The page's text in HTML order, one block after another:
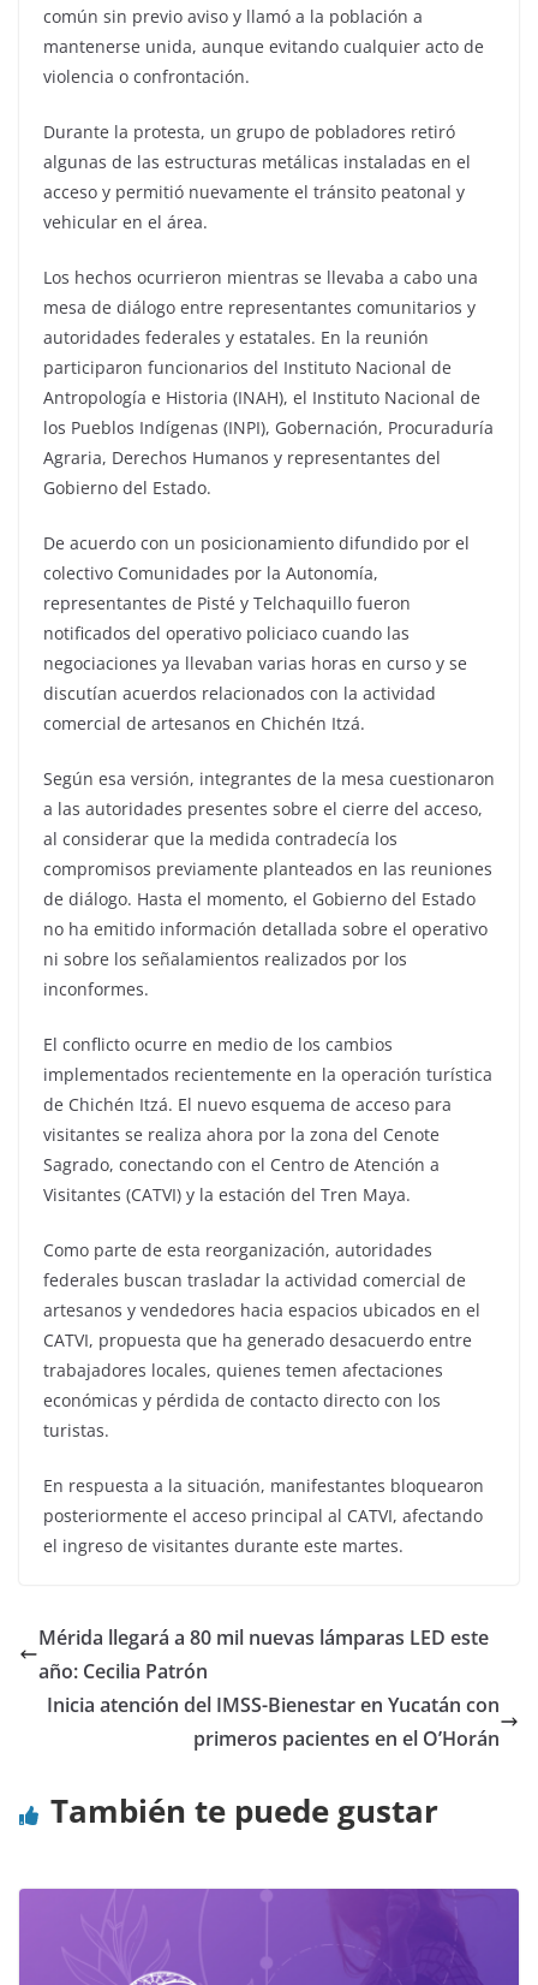
común sin previo aviso y llamó a la población a
mantenerse unida, aunque evitando cualquier acto de
violencia o confrontación.
Durante la protesta, un grupo de pobladores retiró
algunas de las estructuras metálicas instaladas en el
acceso y permitió nuevamente el tránsito peatonal y
vehicular en el área.
Los hechos ocurrieron mientras se llevaba a cabo una
mesa de diálogo entre representantes comunitarios y
autoridades federales y estatales. En la reunión
participaron funcionarios del Instituto Nacional de
Antropología e Historia (INAH), el Instituto Nacional de
los Pueblos Indígenas (INPI), Gobernación, Procuraduría
Agraria, Derechos Humanos y representantes del
Gobierno del Estado.
De acuerdo con un posicionamiento difundido por el
colectivo Comunidades por la Autonomía,
representantes de Pisté y Telchaquillo fueron
notificados del operativo policiaco cuando las
negociaciones ya llevaban varias horas en curso y se
discutían acuerdos relacionados con la actividad
comercial de artesanos en Chichén Itzá.
Según esa versión, integrantes de la mesa cuestionaron
a las autoridades presentes sobre el cierre del acceso,
al considerar que la medida contradecía los
compromisos previamente planteados en las reuniones
de diálogo. Hasta el momento, el Gobierno del Estado
no ha emitido información detallada sobre el operativo
ni sobre los señalamientos realizados por los
inconformes.
El conflicto ocurre en medio de los cambios
implementados recientemente en la operación turística
de Chichén Itzá. El nuevo esquema de acceso para
visitantes se realiza ahora por la zona del Cenote
Sagrado, conectando con el Centro de Atención a
Visitantes (CATVI) y la estación del Tren Maya.
Como parte de esta reorganización, autoridades
federales buscan trasladar la actividad comercial de
artesanos y vendedores hacia espacios ubicados en el
CATVI, propuesta que ha generado desacuerdo entre
trabajadores locales, quienes temen afectaciones
económicas y pérdida de contacto directo con los
turistas.
En respuesta a la situación, manifestantes bloquearon
posteriormente el acceso principal al CATVI, afectando
el ingreso de visitantes durante este martes.
Mérida llegará a 80 mil nuevas lámparas LED este
año: Cecilia Patrón
Inicia atención del IMSS-Bienestar en Yucatán con
primeros pacientes en el O’Horán
También te puede gustar